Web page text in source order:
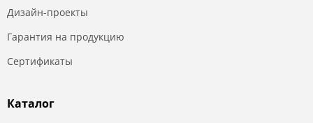
Дизайн-проекты
Гарантия на продукцию
Сертификаты
Каталог